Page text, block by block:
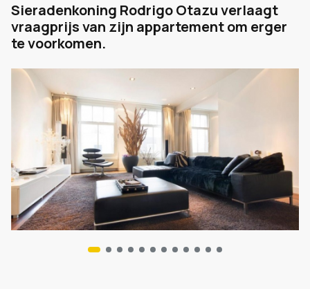
Sieradenkoning Rodrigo Otazu verlaagt
vraagprijs van zijn appartement om erger
te voorkomen.